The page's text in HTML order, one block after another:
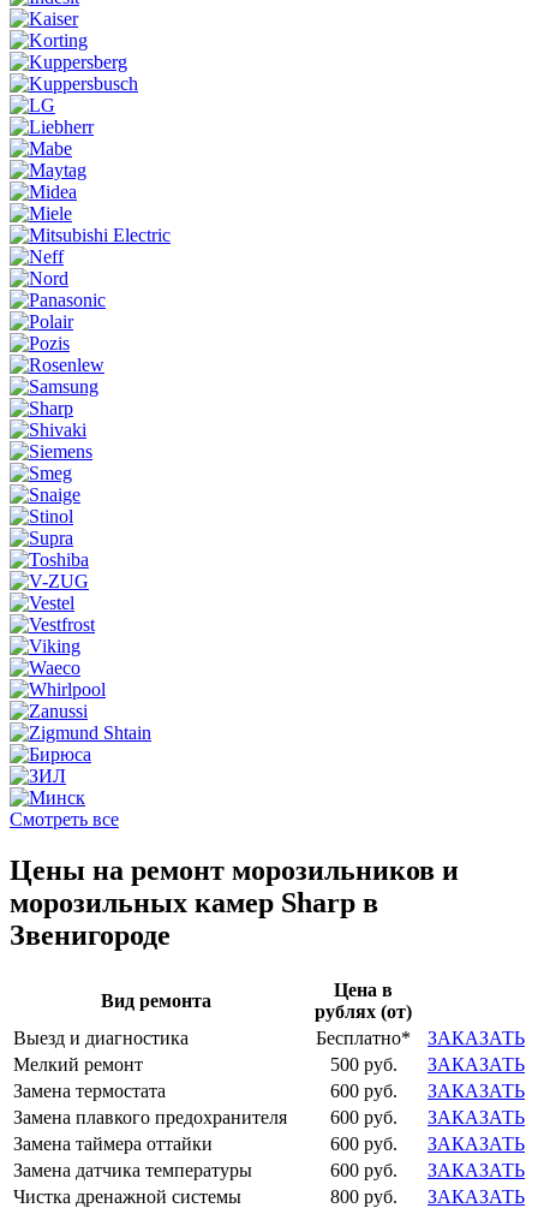
Смотреть все
Цены на ремонт морозильников и
морозильных камер Sharp в
Звенигороде
Вид ремонта
Цена в
рублях (от)
Выезд и диагностика
Бесплатно*
ЗАКАЗАТЬ
Мелкий ремонт
500 руб.
ЗАКАЗАТЬ
Замена термостата
600 руб.
ЗАКАЗАТЬ
Замена плавкого предохранителя
600 руб.
ЗАКАЗАТЬ
Замена таймера оттайки
600 руб.
ЗАКАЗАТЬ
Замена датчика температуры
600 руб.
ЗАКАЗАТЬ
Чистка дренажной системы
800 руб. ЗАКАЗАТЬ